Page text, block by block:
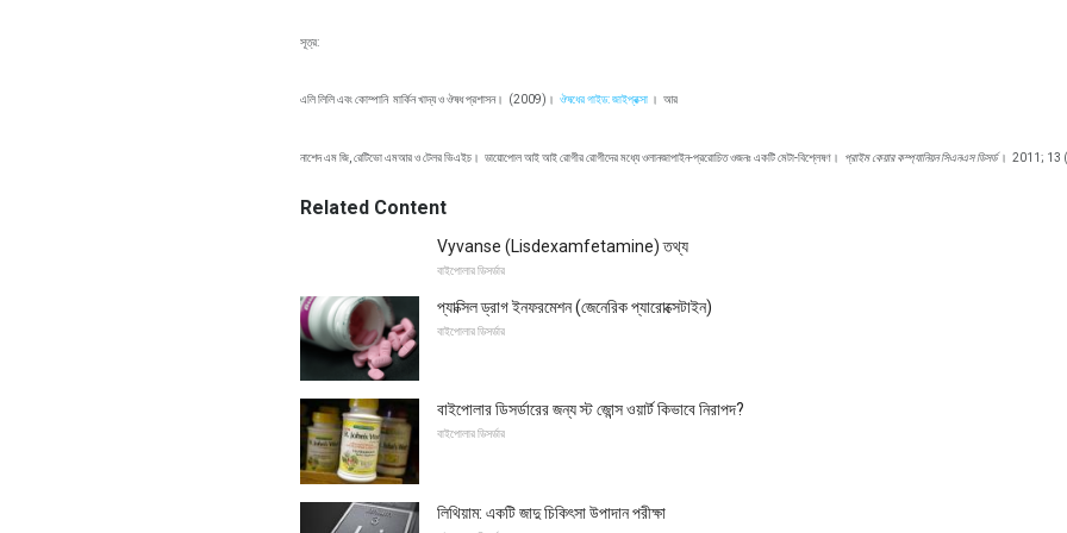
সূত্র:
এলি লিলি এবং কোম্পানি মার্কিন খাদ্য ও ঔষধ প্রশাসন। (2009)। ঔষধের গাইড: জাইপ্রক্সা । আর
নাশেদ এম জি, রেটিভো এমআর ও টেলর ভিএইচ। ডায়োপোল আই আই রোগীর রোগীদের মধ্যে ওলানজাপাইন-প্ররোচিত ওজনঃ একটি মেটা-বিশ্লেষণ। প্রাইম কেয়ার কম্প্যানিয়ন সিএনএস ডিসর্ড। 2011; 13
Related Content
Vyvanse (Lisdexamfetamine) তথ্য
বাইপোলার ডিসর্ডার
প্যাক্সিল ড্রাগ ইনফরমেশন (জেনেরিক প্যারোক্সেটাইন)
বাইপোলার ডিসর্ডার
বাইপোলার ডিসর্ডারের জন্য স্ট জোন্স ওয়ার্ট কিভাবে নিরাপদ?
বাইপোলার ডিসর্ডার
লিথিয়াম: একটি জাদু চিকিৎসা উপাদান পরীক্ষা